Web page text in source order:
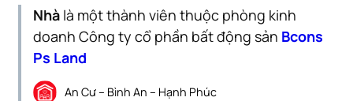
Nhà là một thành viên thuộc phòng kinh
doanh Công ty cổ phần bất động sản Bcons
Ps Land
An Cư – Bình An – Hạnh Phúc